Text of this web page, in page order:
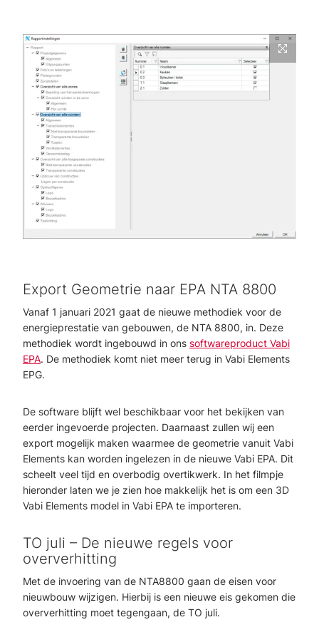
Export Geometrie naar EPA NTA 8800
Vanaf 1 januari 2021 gaat de nieuwe methodiek voor de
energieprestatie van gebouwen, de NTA 8800, in. Deze
methodiek wordt ingebouwd in ons softwareproduct Vabi
EPA. De methodiek komt niet meer terug in Vabi Elements
EPG.
De software blijft wel beschikbaar voor het bekijken van
eerder ingevoerde projecten. Daarnaast zullen wij een
export mogelijk maken waarmee de geometrie vanuit Vabi
Elements kan worden ingelezen in de nieuwe Vabi EPA. Dit
scheelt veel tijd en overbodig overtikwerk. In het filmpje
hieronder laten we je zien hoe makkelijk het is om een 3D
Vabi Elements model in Vabi EPA te importeren.
TO juli – De nieuwe regels voor
oververhitting
Met de invoering van de NTA8800 gaan de eisen voor
nieuwbouw wijzigen. Hierbij is een nieuwe eis gekomen die
oververhitting moet tegengaan, de TO juli.